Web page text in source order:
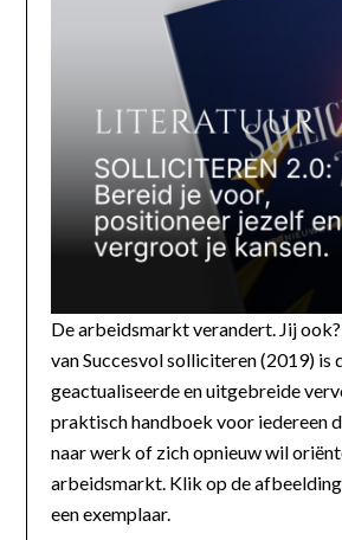
De arbeidsmarkt verandert. Jij
van Succesvol solliciteren (2019) is
geactualiseerde en uitgebreide
praktisch handboek voor iedereen
naar werk of zich opnieuw wil
arbeidsmarkt. Klik op de
een exemplaar.